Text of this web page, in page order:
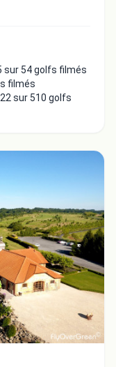
sur 54 golfs filmés
filmés
sur 510 golfs
le presse-papiers